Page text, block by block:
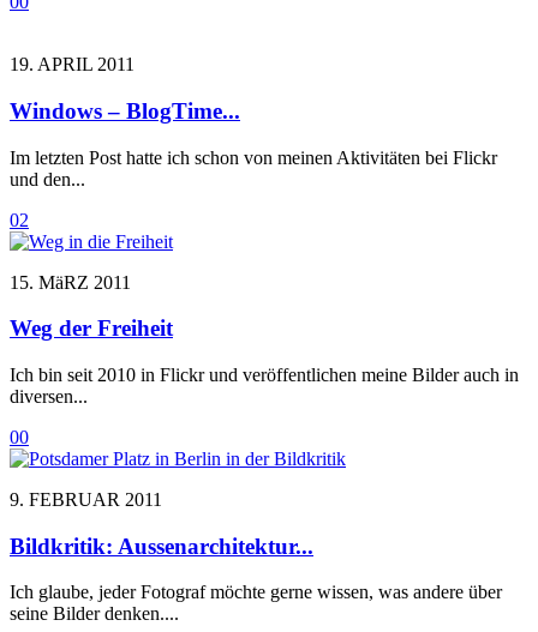
19. APRIL 2011
Windows – BlogTime...
Im letzten Post hatte ich schon von meinen Aktivitäten bei Flickr
und den...
02
15. MäRZ 2011
Weg der Freiheit
Ich bin seit 2010 in Flickr und veröffentlichen meine Bilder auch in
diversen...
00
9. FEBRUAR 2011
Bildkritik: Aussenarchitektur...
Ich glaube, jeder Fotograf möchte gerne wissen, was andere über
seine Bilder denken....